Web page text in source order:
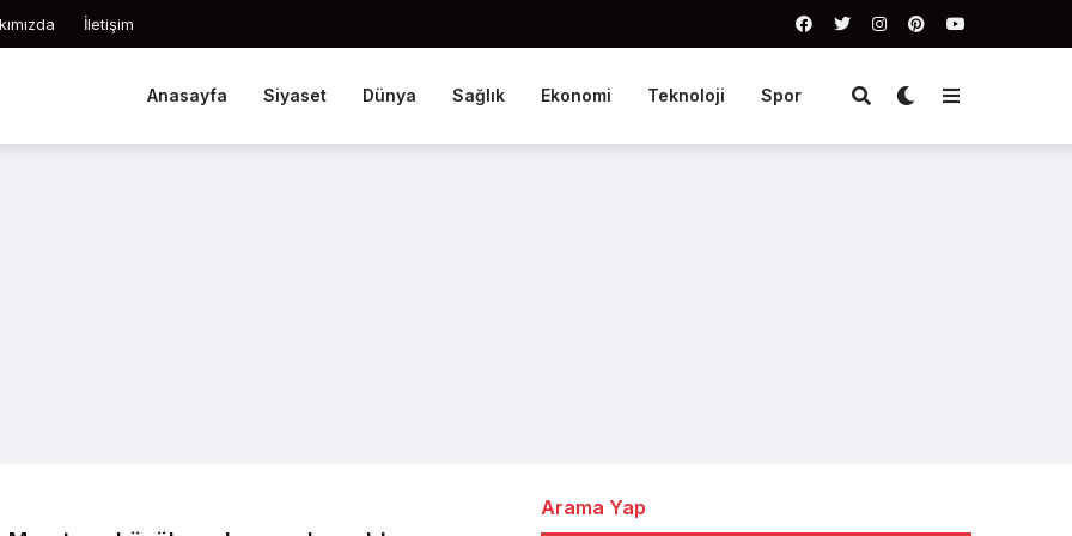
İletişim
Anasayfa Siyaset Dünya Sağlık Ekonomi Teknoloji Spor
Arama Yap